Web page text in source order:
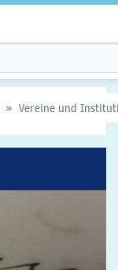
Vereine und